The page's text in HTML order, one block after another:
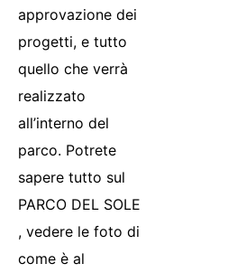
approvazione dei
progetti, e tutto
quello che verrà
realizzato
all’interno del
parco. Potrete
sapere tutto sul
PARCO DEL SOLE
, vedere le foto di
come è al